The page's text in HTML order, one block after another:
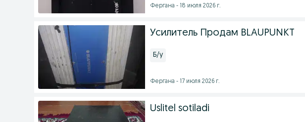
Фергана - 18 июля 2026 г.
Усилитель Продам BLAUPUNKT
Б/у
Фергана - 17 июля 2026 г.
Uslitel sotiladi